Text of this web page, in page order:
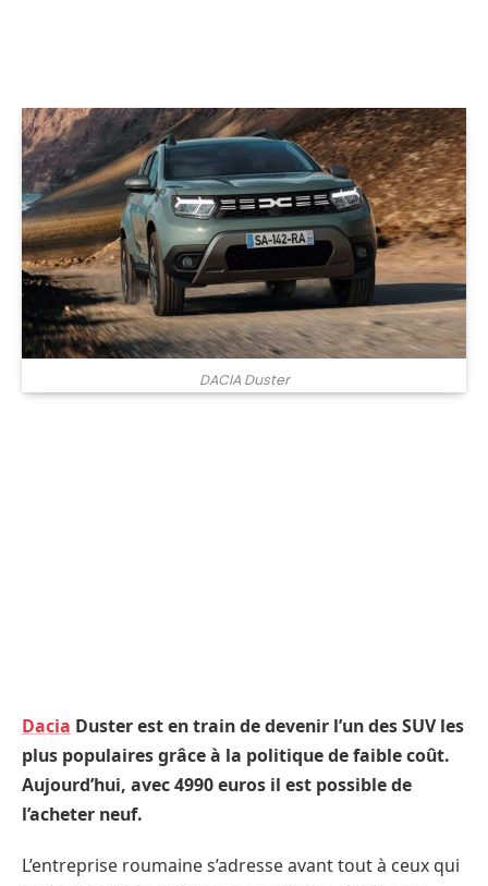
DACIA Duster
Dacia Duster est en train de devenir l’un des SUV les
plus populaires grâce à la politique de faible coût.
Aujourd’hui, avec 4990 euros il est possible de
l’acheter neuf.
L’entreprise roumaine s’adresse avant tout à ceux qui